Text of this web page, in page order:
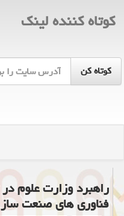
كوتاه كننده لینك
راهبرد وزارت علوم
فناوری های صنعت ساز